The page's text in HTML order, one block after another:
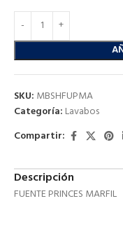
SKU: MBSHFUPMA
Categoría: Lavabos
Compartir:
Descripción
FUENTE PRINCES MARFIL